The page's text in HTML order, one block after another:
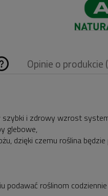
ewentualnych
kosztów płatności
Opinie o produkcie
i zdrowy wzrost
glebowe,
dzięki czemu roślina
roślinom